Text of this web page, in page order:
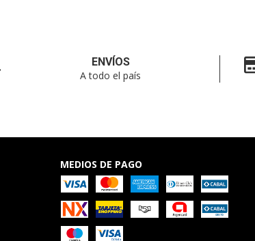
ENVÍOS
A todo el país
MEDIOS DE PAGO